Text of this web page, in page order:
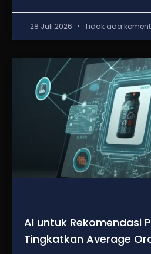
28 Juli 2026 Tidak ada
AI untuk Rekomendasi
Tingkatkan Average